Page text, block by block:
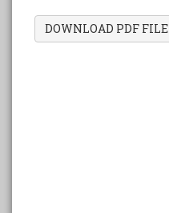
DOWNLOAD PDF FILE